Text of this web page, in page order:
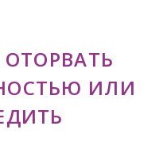
ИЛИ